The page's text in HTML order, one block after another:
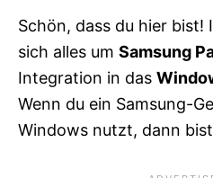
Schön, dass du hier bist!
sich alles um Samsung
Integration in das
Wenn du ein Samsung-
Windows nutzt, dann